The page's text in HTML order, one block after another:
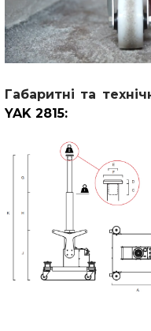
Габаритні та
YAK 2815: